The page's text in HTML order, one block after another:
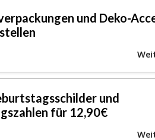
und Deko-
und
für 12,90€